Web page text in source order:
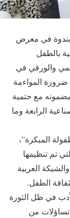
بندوة في معرض
بالطفل
والورقي في
ضرورة المواءمة
مع حتمية
الرابعة وما
المبكرة”،
تم تنظيمها
العربية
الطفل.
في ظل الثورة
تساؤلات من